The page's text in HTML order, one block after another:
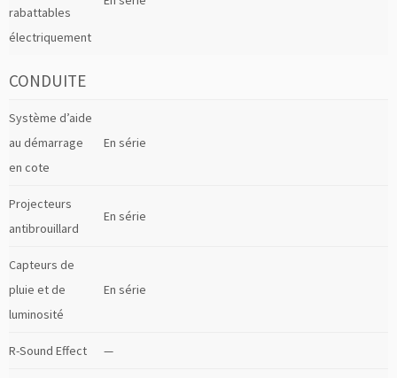
rabattables
électriquement
CONDUITE
Système d’aide
au démarrage
en cote
En série
Projecteurs
antibrouillard
En série
Capteurs de
pluie et de
luminosité
En série
R-Sound Effect —